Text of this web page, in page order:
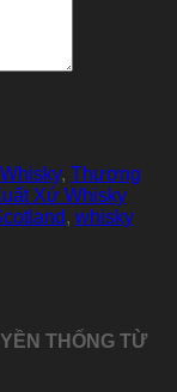
, Thương
Xứ Whisky
, whisky
THỐNG TỪ